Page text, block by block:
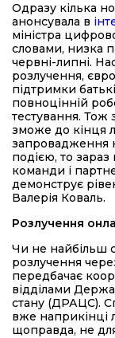
Одразу кілька
анонсувала в
міністра
словами, низка
червні-липні.
розлучення,
підтримки
повноцінній
тестування. Тож
зможе до кінця
запровадження
подією, то
команди і
демонструє
Валерія Коваль.
Розлучення
Чи не найбільш
розлучення
передбачає
відділами
стану (ДРАЦС).
вже наприкінці
щоправда, не для